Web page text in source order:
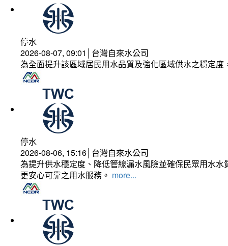
停水
2026-08-07, 09:01│台灣自來水公司
為全面提升該區域居民用水品質及強化區域供水之穩定
停水
2026-08-06, 15:16│台灣自來水公司
為提升供水穩定度、降低管線漏水風險並確保民眾用水
更安心可靠之用水服務。 more...